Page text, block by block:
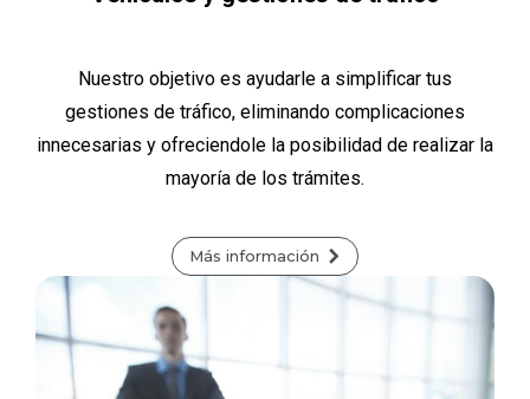
Nuestro objetivo es ayudarle a simplificar tus
gestiones de tráfico, eliminando complicaciones
innecesarias y ofreciendole la posibilidad de realizar la
mayoría de los trámites.
Más información